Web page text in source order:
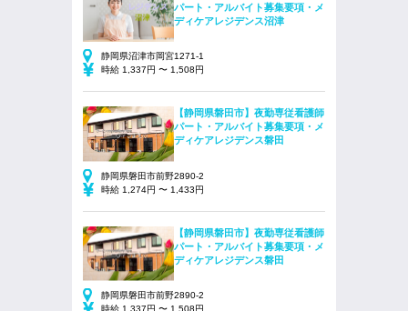
パート・アルバイト募集要項・メ
ディケアレジデンス沼津
静岡県沼津市岡宮1271-1
時給 1,337円 〜 1,508円
【静岡県磐田市】夜勤専従看護師
パート・アルバイト募集要項・メ
ディケアレジデンス磐田
静岡県磐田市前野2890-2
時給 1,274円 〜 1,433円
【静岡県磐田市】夜勤専従看護師
パート・アルバイト募集要項・メ
ディケアレジデンス磐田
静岡県磐田市前野2890-2
時給 1,337円 〜 1,508円